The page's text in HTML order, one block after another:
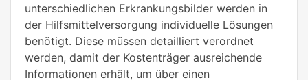
unterschiedlichen Erkrankungsbilder werden in
der Hilfsmittelversorgung individuelle Lösungen
benötigt. Diese müssen detailliert verordnet
werden, damit der Kostenträger ausreichende
Informationen erhält, um über einen